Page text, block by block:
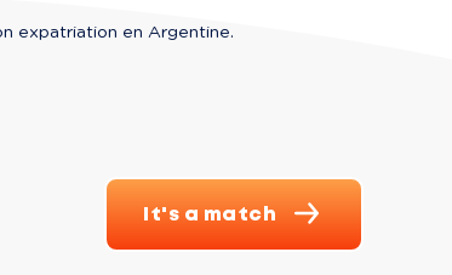
expatriation en Argentine.
It's a match